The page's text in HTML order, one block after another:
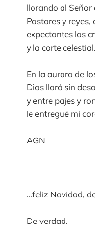
llorando al Señor
Pastores y reyes,
expectantes las
y la corte celestial.
En la aurora de
Dios lloró sin
y entre pajes y
le entregué mi
AGN
...feliz Navidad,
De verdad.